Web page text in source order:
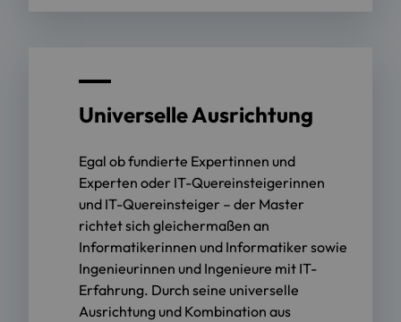
Universelle Ausrichtung
Egal ob fundierte Expertinnen und
Experten oder IT-Quereinsteigerinnen
und IT-Quereinsteiger – der Master
richtet sich gleichermaßen an
Informatikerinnen und Informatiker sowie
Ingenieurinnen und Ingenieure mit IT-
Erfahrung. Durch seine universelle
Ausrichtung und Kombination aus